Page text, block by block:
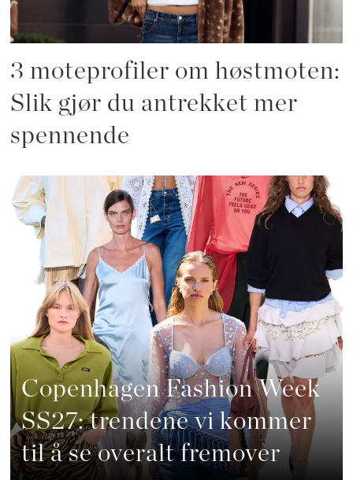
3 moteprofiler om høstmoten:
Slik gjør du antrekket mer
spennende
Copenhagen Fashion Week
SS27: trendene vi kommer
til å se overalt fremover